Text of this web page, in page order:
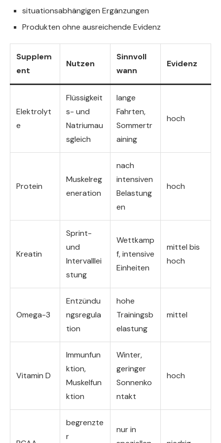
situationsabhängigen Ergänzungen
Produkten ohne ausreichende Evidenz
Supplem
ent
Nutzen
Sinnvoll
wann
Evidenz
Elektrolyt
e
Flüssigkeit
s- und
Natriumau
sgleich
lange
Fahrten,
Sommertr
aining
hoch
Protein
Muskelreg
eneration
nach
intensiven
Belastung
en
hoch
Kreatin
Sprint-
und
Intervalllei
stung
Wettkamp
f, intensive
Einheiten
mittel bis
hoch
Omega-3
Entzündu
ngsregula
tion
hohe
Trainingsb
elastung
mittel
Vitamin D
Immunfun
ktion,
Muskelfun
ktion
Winter,
geringer
Sonnenko
ntakt
hoch
begrenzte
r
nur in